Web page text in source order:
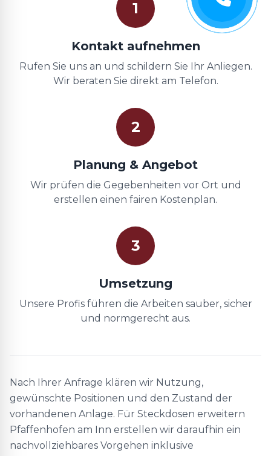
1
Kontakt aufnehmen
Rufen Sie uns an und schildern Sie Ihr Anliegen.
Wir beraten Sie direkt am Telefon.
2
Planung & Angebot
Wir prüfen die Gegebenheiten vor Ort und
erstellen einen fairen Kostenplan.
3
Umsetzung
Unsere Profis führen die Arbeiten sauber, sicher
und normgerecht aus.
Nach Ihrer Anfrage klären wir Nutzung,
gewünschte Positionen und den Zustand der
vorhandenen Anlage. Für Steckdosen erweitern
Pfaffenhofen am Inn erstellen wir daraufhin ein
nachvollziehbares Vorgehen inklusive